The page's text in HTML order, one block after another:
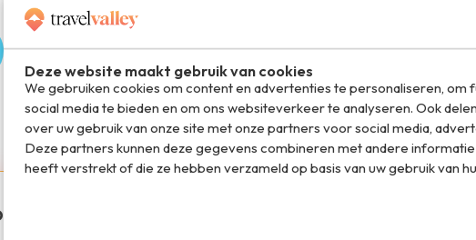
Deze website maakt gebruik van cookies
We gebruiken cookies om content en advertenties te personaliseren, om
social media te bieden en om ons websiteverkeer te analyseren. Ook
over uw gebruik van onze site met onze partners voor social media,
Deze partners kunnen deze gegevens combineren met andere informatie
heeft verstrekt of die ze hebben verzameld op basis van uw gebruik van
Deel op WhatsApp
de Hooge